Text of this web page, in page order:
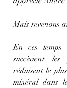
Mais revenons
En ces temps
succèdent
réduisent le
minéral dans